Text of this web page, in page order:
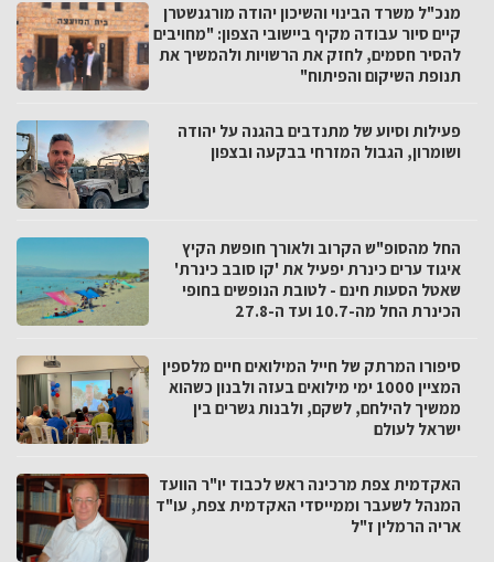
מנכ"ל משרד הבינוי והשיכון יהודה מורגנשטרן
קיים סיור עבודה מקיף ביישובי הצפון: "מחויבים
להסיר חסמים, לחזק את הרשויות ולהמשיך את
תנופת השיקום והפיתוח"
פעילות וסיוע של מתנדבים בהגנה על יהודה
ושומרון, הגבול המזרחי בבקעה ובצפון
החל מהסופ"ש הקרוב ולאורך חופשת הקיץ
איגוד ערים כינרת יפעיל את 'קו סובב כינרת'
שאטל הסעות חינם - לטובת הנופשים בחופי
הכינרת החל מה-10.7 ועד ה-27.8
סיפורו המרתק של חייל המילואים חיים מלספין
המציין 1000 ימי מילואים בעזה ולבנון כשהוא
ממשיך להילחם, לשקם, ולבנות גשרים בין
ישראל לעולם
האקדמית צפת מרכינה ראש לכבוד יו"ר הוועד
המנהל לשעבר וממייסדי האקדמית צפת, עו"ד
אריה הרמלין ז"ל